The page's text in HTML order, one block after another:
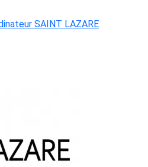
SAINT LAZARE